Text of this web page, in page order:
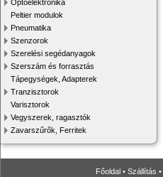
Optoelektronika
Peltier modulok
Pneumatika
Szenzorok
Szerelési segédanyagok
Szerszám és forrasztás
Tápegységek, Adapterek
Tranzisztorok
Varisztorok
Vegyszerek, ragasztók
Zavarszűrők, Ferritek
Főoldal • Szállítás •